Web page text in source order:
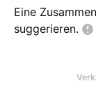
Eine
suggerieren.